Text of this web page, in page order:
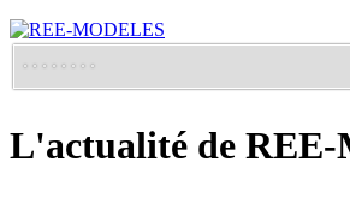
L'actualité de REE-